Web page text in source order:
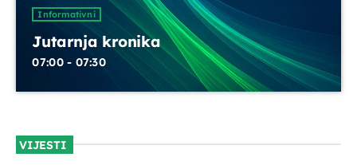
UPRAVO ETERU
Informativni
Informativni
Jutarnja kronika
07:00 - 07:30
VIJESTI